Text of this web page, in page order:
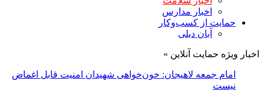
اخبار مدارس
حمایت از کسب‌وکار
آبان دیلی
اخبار ویژه حمایت آنلاین »
امام جمعه لاهیجان: خون‌خواهی شهیدان امنیت قابل اغماض
نیست